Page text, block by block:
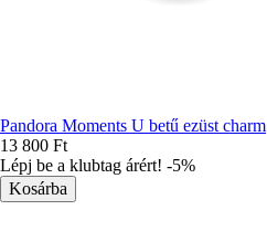
Pandora Moments U betű ezüst charm
13 800 Ft
Lépj be a klubtag árért! -5%